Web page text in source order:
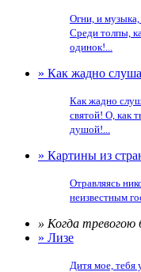
Огни, и
Среди толпы,
одинок!...
» Как жадно
Как жадно
святой! О, как
душой!...
» Картины из
Отравляясь
неизвестным
» Когда тревогою
» Лизе
Дитя мое, тебя